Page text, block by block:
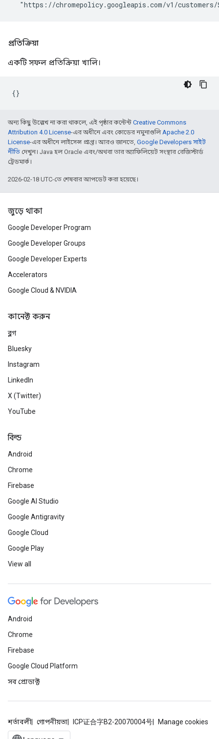
প্রতিক্রিয়া
একটি সফল প্রতিক্রিয়া খালি।
অন্য কিছু উল্লেখ না করা থাকলে, এই পৃষ্ঠার কন্টেন্ট Creative Commons
Attribution 4.0 License-এর অধীনে এবং কোডের নমুনাগুলিApache 2.0
License-এর অধীনে লাইসেন্স প্রাপ্ত। আরও জানতে, Google Developers সাইট
নীতি দেখুন। Java হল Oracle এবং/অথবা তার অ্যাফিলিয়েট সংস্থার রেজিস্টার্ড
ট্রেডমার্ক।
2026-02-18 UTC-তে শেষবার আপডেট করা হয়েছে।
জুড়ে থাকা
Google Developer Program
Google Developer Groups
Google Developer Experts
Accelerators
Google Cloud & NVIDIA
কানেক্ট করুন
ব্লগ
Bluesky
Instagram
LinkedIn
X (Twitter)
YouTube
বিল্ড
Android
Chrome
Firebase
Google AI Studio
Google Antigravity
Google Cloud
Google Play
View all
Android
Chrome
Firebase
Google Cloud Platform
সব প্রোডাক্ট
শর্তাবলী গোপনীয়তা ICP证合字B2-20070004号 Manage cookies